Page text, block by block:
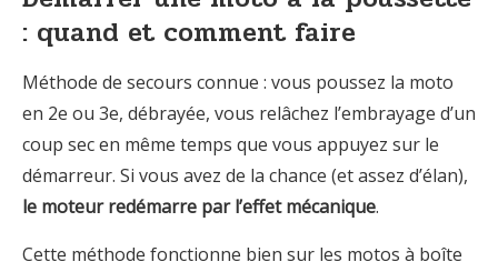
: quand et comment faire
Méthode de secours connue : vous poussez la moto
en 2e ou 3e, débrayée, vous relâchez l’embrayage d’un
coup sec en même temps que vous appuyez sur le
démarreur. Si vous avez de la chance (et assez d’élan),
le moteur redémarre par l’effet mécanique.
Cette méthode fonctionne bien sur les motos à boîte